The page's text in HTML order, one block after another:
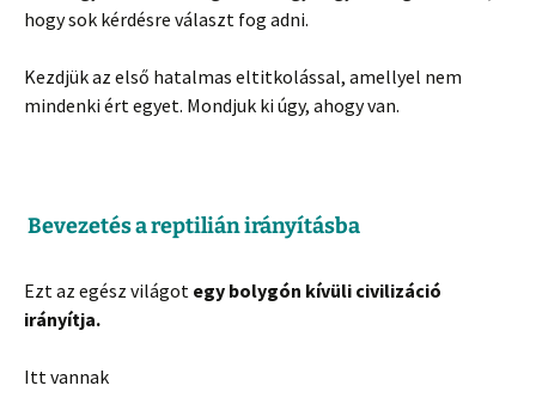
hogy sok kérdésre választ fog adni.
Kezdjük az első hatalmas eltitkolással, amellyel nem
mindenki ért egyet. Mondjuk ki úgy, ahogy van.
Bevezetés a reptilián irányításba
Ezt az egész világot egy bolygón kívüli civilizáció
irányítja.
Itt vannak